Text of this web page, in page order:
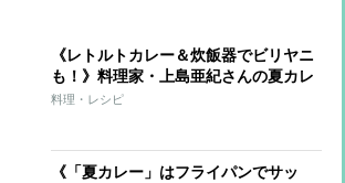
《レトルトカレー＆炊飯器でビリヤニ
も！》料理家・上島亜紀さんの夏カレ
ーレシピ
料理・レシピ
《「夏カレー」はフライパンでサッ